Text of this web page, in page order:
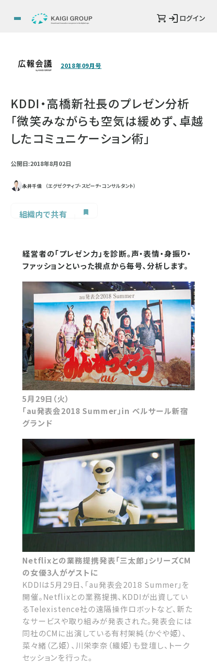
ログイン
2018年09月号
KDDI・高橋新社長のプレゼン分析
「微笑みながらも空気は緩めず、卓越
したコミュニケーション術」
公開日:2018年8月02日
永井千佳 （エグゼクティブ・スピーチ・コンサルタント）
組織内で共有
経営者の「プレゼン力」を診断。声・表情・身振り・
ファッションといった視点から毎号、分析します。
5月29日（火）
「au発表会2018 Summer」in ベルサール新宿
グランド
Netflixとの業務提携発表「三太郎」シリーズCM
の女優3人がゲストに
KDDIは5月29日、「au発表会2018 Summer」を
開催。Netflixとの業務提携、KDDIが出資してい
るTelexistence社の遠隔操作ロボットなど、新た
なサービスや取り組みが発表された。発表会には
同社のCMに出演している有村架純（かぐや姫）、
菜々緒（乙姫）、川栄李奈（織姫）も登壇し、トーク
セッションを行った。